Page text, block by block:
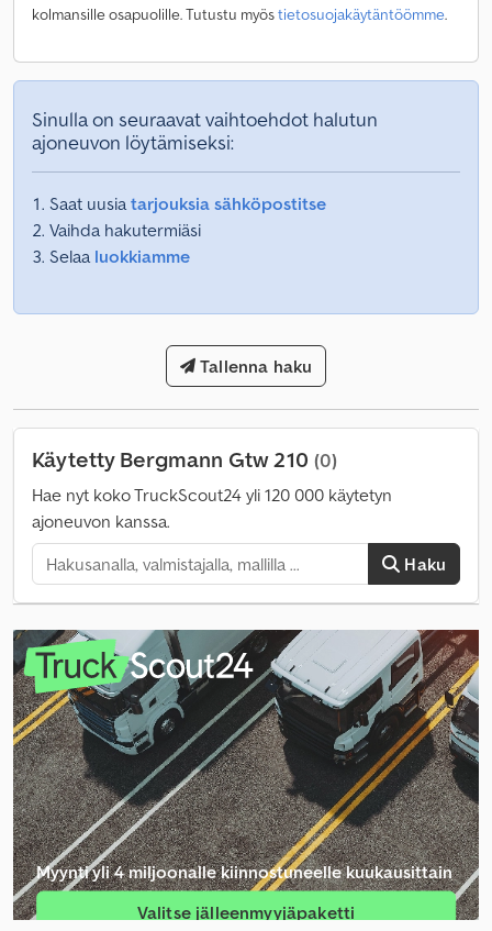
kolmansille osapuolille. Tutustu myöstietosuojakäytäntöömme.
Sinulla on seuraavat vaihtoehdot halutun
ajoneuvon löytämiseksi:
Saat uusia tarjouksia sähköpostitse
Vaihda hakutermiäsi
Selaa luokkiamme
Tallenna haku
Käytetty Bergmann Gtw 210 (0)
Hae nyt koko TruckScout24 yli 120 000 käytetyn
ajoneuvon kanssa.
Haku
Myynti yli 4 miljoonalle kiinnostuneelle kuukausittain
Valitse jälleenmyyjäpaketti